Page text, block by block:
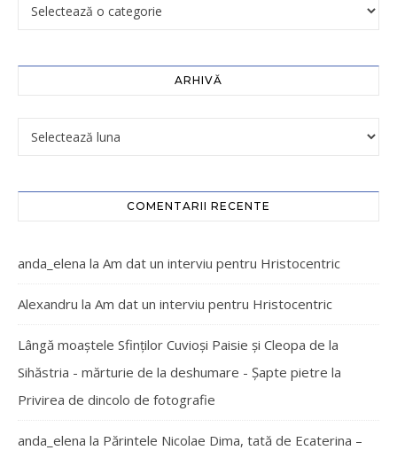
ARHIVĂ
COMENTARII RECENTE
anda_elena la Am dat un interviu pentru Hristocentric
Alexandru la Am dat un interviu pentru Hristocentric
Lângă moaștele Sfinților Cuvioși Paisie și Cleopa de la
Sihăstria - mărturie de la deshumare - Şapte pietre la
Privirea de dincolo de fotografie
anda_elena la Părintele Nicolae Dima, tată de Ecaterina –